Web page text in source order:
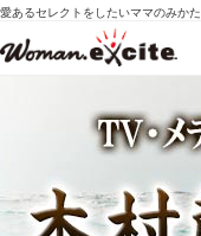
愛あるセレクトをしたいママのみかた